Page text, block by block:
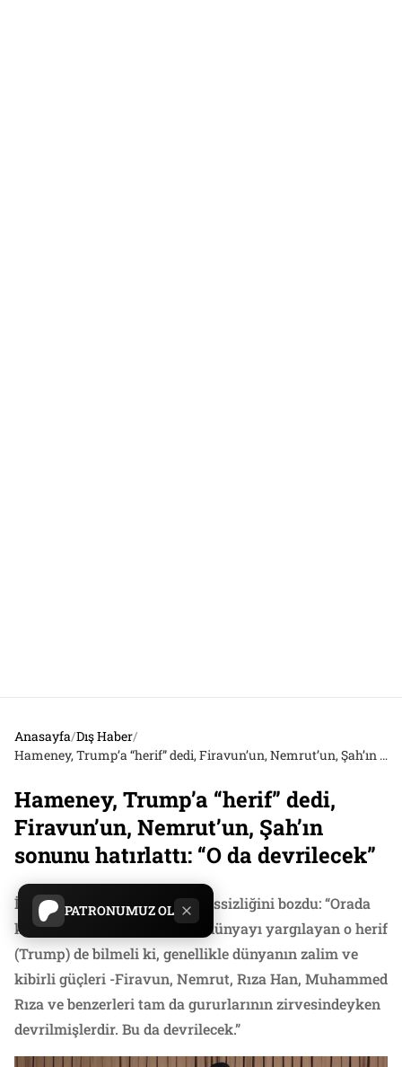
PATRONUMUZ OL
Anasayfa/Dış Haber/
Hameney, Trump’a “herif” dedi, Firavun’un, Nemrut’un, Şah’ın sonunu hatırlattı: “O da devrilecek”
Hameney, Trump’a “herif” dedi,
Firavun’un, Nemrut’un, Şah’ın
sonunu hatırlattı: “O da devrilecek”
İran’ın dini lideri Hamaney sessizliğini bozdu: “Orada
kibir ve gururla oturup tüm dünyayı yargılayan o herif
(Trump) de bilmeli ki, genellikle dünyanın zalim ve
kibirli güçleri -Firavun, Nemrut, Rıza Han, Muhammed
Rıza ve benzerleri tam da gururlarının zirvesindeyken
devrilmişlerdir. Bu da devrilecek.”